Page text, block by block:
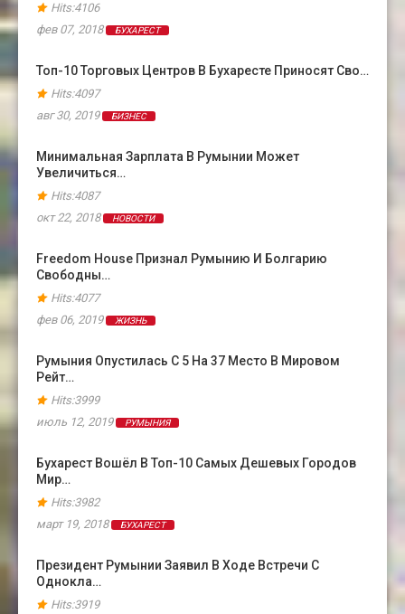
Hits:4106
фев 07, 2018
БУХАРЕСТ
Топ-10 Торговых Центров В Бухаресте Приносят Сво…
Hits:4097
авг 30, 2019
БИЗНЕС
Минимальная Зарплата В Румынии Может
Увеличиться…
Hits:4087
окт 22, 2018
НОВОСТИ
Freedom House Признал Румынию И Болгарию
Свободны…
Hits:4077
фев 06, 2019
ЖИЗНЬ
Румыния Опустилась С 5 На 37 Место В Мировом
Рейт…
Hits:3999
июль 12, 2019
РУМЫНИЯ
Бухарест Вошёл В Топ-10 Самых Дешевых Городов
Мир…
Hits:3982
март 19, 2018
БУХАРЕСТ
Президент Румынии Заявил В Ходе Встречи С
Однокла…
Hits:3919